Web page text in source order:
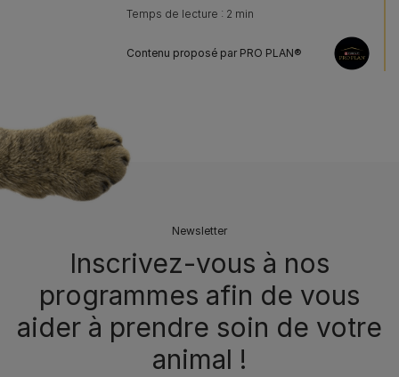
Temps de lecture : 2 min
Contenu proposé par PRO PLAN®
Newsletter
Inscrivez-vous à nos
programmes afin de vous
aider à prendre soin de votre
animal !​